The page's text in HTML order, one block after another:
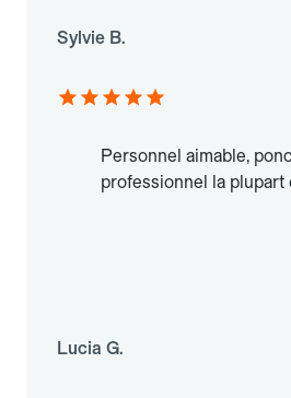
Sylvie B.
Personnel aimable,
professionnel la plupart
Lucia G.